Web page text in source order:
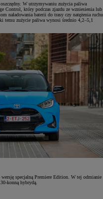
W utrzymywaniu zużycia paliwa
Control, który podczas zjazdu ze wzniesienia lub
naładowania baterii do trasy czy natężenia ruchu
temu zużycie paliwa wynosi średnio 4,2–5,1
wersję specjalną Premiere Edition. W tej odmianie
konną hybrydą.